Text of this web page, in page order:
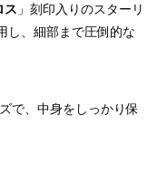
ス 」刻印入りのスターリ
し、細部まで圧倒的な
で、中身をしっかり保